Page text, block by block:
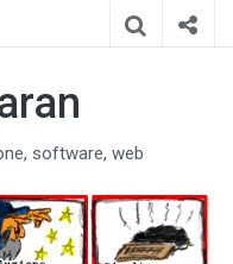
software, web